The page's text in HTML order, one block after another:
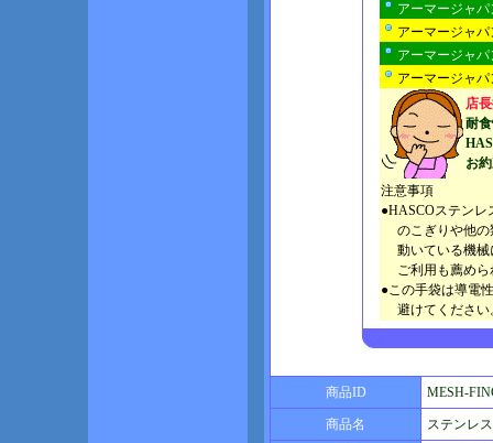
アーマージャ
アーマージャ
アーマージャ
アーマージャ
店
耐
お
注意事項
●HASCOステン
のこぎりや他の
動いている機械
ご利用も薦めら
●この手袋は導電
避けてください
商品ID MESH-
商品名 ステンレ